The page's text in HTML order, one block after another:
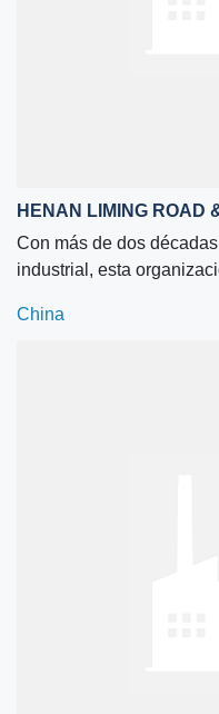
Con más de dos
industrial, esta
China